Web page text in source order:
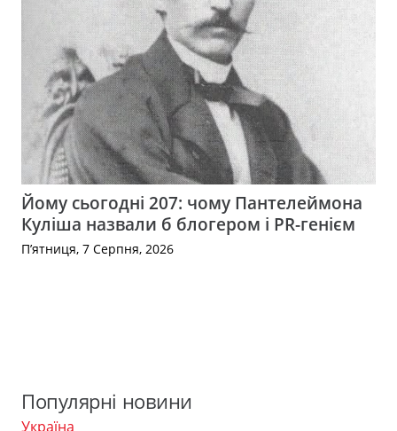
Йому сьогодні 207: чому Пантелеймона
Куліша назвали б блогером і PR-генієм
П’ятниця, 7 Серпня, 2026
Популярні новини
Україна